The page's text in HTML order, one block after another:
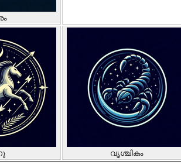
വൃശ്ചികം